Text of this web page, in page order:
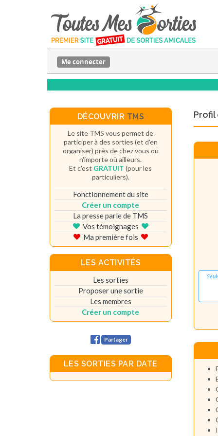
Me connecter
Profil
DÉCOUVRIR TMS
Le site TMS vous permet de
participer à des sorties (et d'en
organiser) près de chez vous ou
n'importe où ailleurs.
Et c'est GRATUIT (pour les
particuliers).
Fonctionnement du site
Créer un compte
La presse parle de TMS
Vos témoignages
Ma première fois
LES ACTIVITÉS
Les sorties
Proposer une sortie
Les membres
Créer un compte
Partager
LES SORTIES PAR DATE